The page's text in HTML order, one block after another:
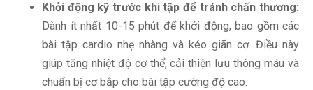
Khởi động kỹ trước khi tập để tránh chấn thương:
Dành ít nhất 10-15 phút để khởi động, bao gồm các
bài tập cardio nhẹ nhàng và kéo giãn cơ. Điều này
giúp tăng nhiệt độ cơ thể, cải thiện lưu thông máu và
chuẩn bị cơ bắp cho bài tập cường độ cao.